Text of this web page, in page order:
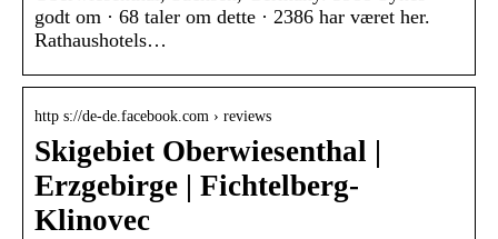
godt om · 68 taler om dette · 2386 har været her.
Rathaushotels…
http s://de-de.facebook.com › reviews
Skigebiet Oberwiesenthal |
Erzgebirge | Fichtelberg-
Klinovec